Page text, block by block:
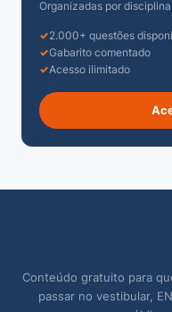
Organizadas por
2.000+ questões
Gabarito comentado
Acesso ilimitado
Conteúdo gratuito para
passar no vestibular,